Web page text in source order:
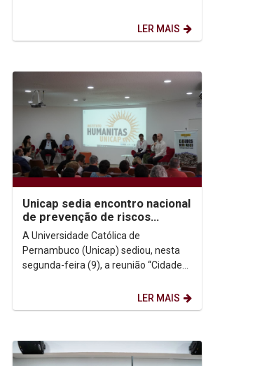
LER MAIS
Unicap sedia encontro nacional
de prevenção de riscos
socioambientais
A Universidade Católica de
Pernambuco (Unicap) sediou, nesta
segunda-feira (9), a reunião “Cidade
comunidade”, atividade que...LER MAIS